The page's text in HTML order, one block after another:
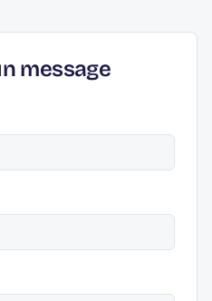
message